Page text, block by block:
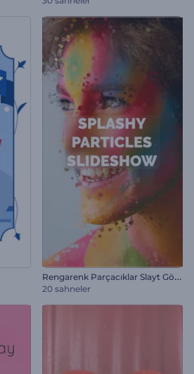
R
engarenk Parçacıklar Slayt Gösterisi
20 sahneler